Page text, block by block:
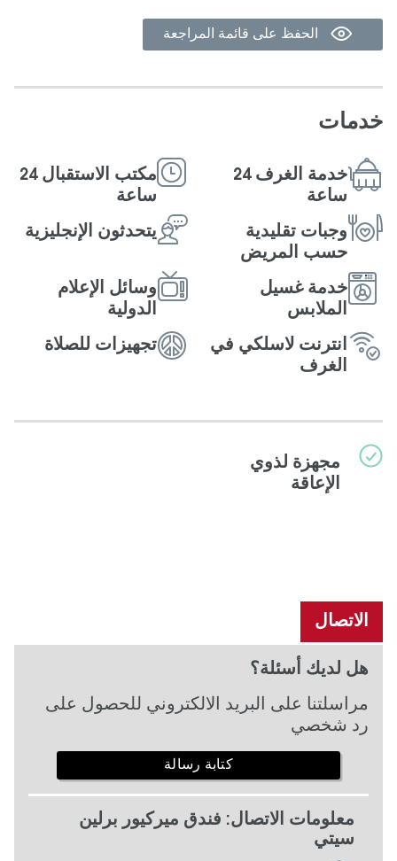
الحفظ على قائمة المراجعة
خدمات
مكتب الاستقبال 24
ساعة
خدمة الغرف 24
ساعة
يتحدثون الإنجلیزیة
وجبات تقليدية
حسب المريض
وسائل الإعلام
الدولية
خدمة غسیل
الملابس
تجهيزات للصلاة
انترنت لاسلكي في
الغرف
مجهزة لذوي
الإعاقة
الاتصال
هل لديك أسئلة؟
مراسلتنا على البريد الالكتروني للحصول على
رد شخصي
كتابة رسالة
معلومات الاتصال: فندق ميركيور برلين
سيتي